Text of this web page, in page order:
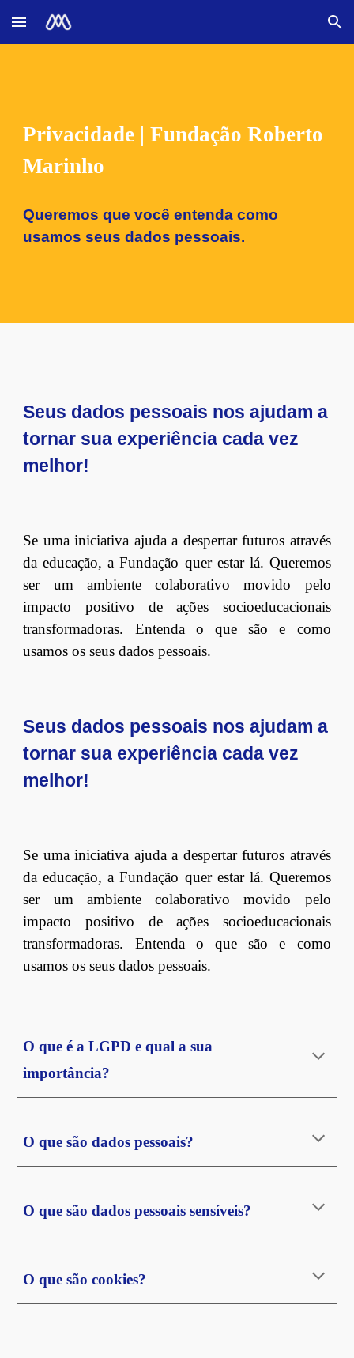
Skip to main content Skip to navigation
Privacidade | Fundação Roberto
Marinho
Queremos que você entenda como
usamos seus dados pessoais.
Seus dados pessoais nos ajudam a
tornar sua experiência cada vez
melhor!
Se uma iniciativa ajuda a despertar futuros através
da educação, a Fundação quer estar lá. Queremos
ser um ambiente colaborativo movido pelo
impacto positivo de ações socioeducacionais
transformadoras. Entenda o que são e como
usamos os seus dados pessoais.
Seus dados pessoais nos ajudam a
tornar sua experiência cada vez
melhor!
Se uma iniciativa ajuda a despertar futuros através
da educação, a Fundação quer estar lá. Queremos
ser um ambiente colaborativo movido pelo
impacto positivo de ações socioeducacionais
transformadoras. Entenda o que são e como
usamos os seus dados pessoais.
O que é a LGPD e qual a sua
importância?
O que são dados pessoais?
O que são dados pessoais sensíveis?
O que são cookies?